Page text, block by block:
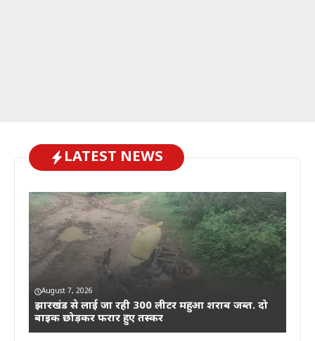
LATEST NEWS
August 7, 2026
झारखंड से लाई जा रही 300 लीटर महुआ शराब जब्त. दो
बाइक छोड़कर फरार हुए तस्कर